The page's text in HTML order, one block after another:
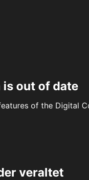
out of date
of the Digital
veraltet